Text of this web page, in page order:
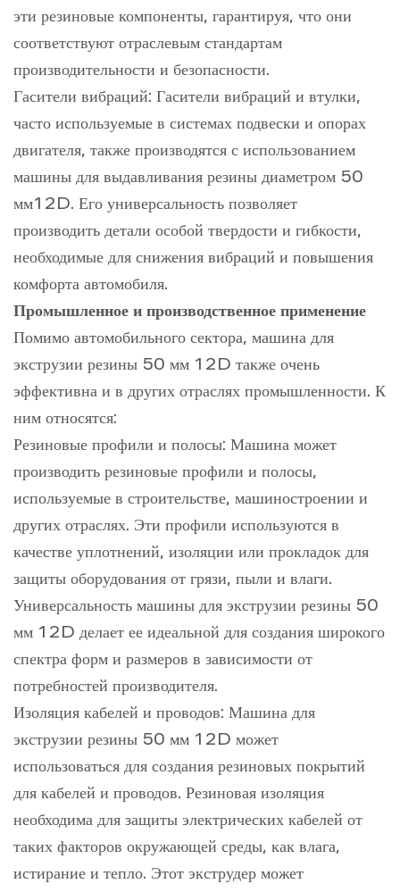
эти резиновые компоненты, гарантируя, что они
соответствуют отраслевым стандартам
производительности и безопасности.
Гасители вибраций: Гасители вибраций и втулки,
часто используемые в системах подвески и опорах
двигателя, также производятся с использованием
машины для выдавливания резины диаметром 50
мм12D. Его универсальность позволяет
производить детали особой твердости и гибкости,
необходимые для снижения вибраций и повышения
комфорта автомобиля.
Промышленное и производственное применение
Помимо автомобильного сектора, машина для
экструзии резины 50 мм 12D также очень
эффективна и в других отраслях промышленности. К
ним относятся:
Резиновые профили и полосы: Машина может
производить резиновые профили и полосы,
используемые в строительстве, машиностроении и
других отраслях. Эти профили используются в
качестве уплотнений, изоляции или прокладок для
защиты оборудования от грязи, пыли и влаги.
Универсальность машины для экструзии резины 50
мм 12D делает ее идеальной для создания широкого
спектра форм и размеров в зависимости от
потребностей производителя.
Изоляция кабелей и проводов: Машина для
экструзии резины 50 мм 12D может
использоваться для создания резиновых покрытий
для кабелей и проводов. Резиновая изоляция
необходима для защиты электрических кабелей от
таких факторов окружающей среды, как влага,
истирание и тепло. Этот экструдер может